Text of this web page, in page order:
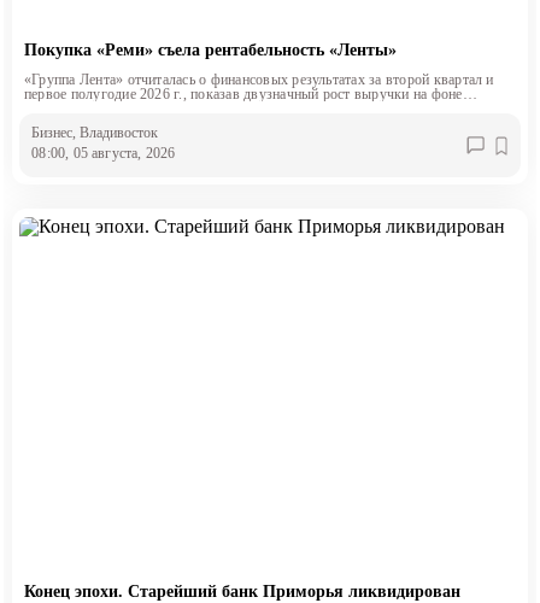
Покупка «Реми» съела рентабельность «Ленты»
«Группа Лента» отчиталась о финансовых результатах за второй квартал и
первое полугодие 2026 г., показав двузначный рост выручки на фоне
Бизнес , Владивосток
08:00, 05 августа, 2026
Конец эпохи. Старейший банк Приморья ликвидирован